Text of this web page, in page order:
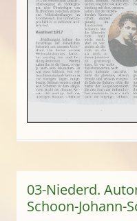
03-Niederd.
Schoon-Johann-